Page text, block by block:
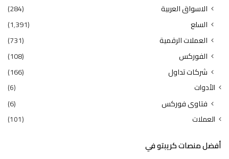
الاسواق العربية
(284)
السلع
(1٬391)
العملات الرقمية
(731)
الفوركس
(108)
شركات تداول
(166)
الأدوات (6)
فتاوى فوركس (6)
العملات (101)
أفضل منصات كريبتو في